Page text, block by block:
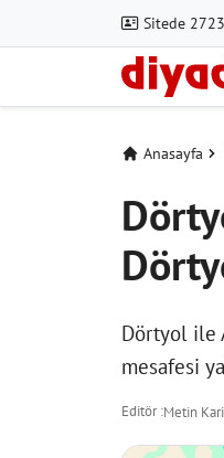
Sitede
Anasayfa
Dörtyol ile
mesafesi
Editör :Metin